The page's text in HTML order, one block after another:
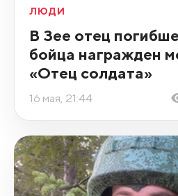
ЛЮДИ
В Зее отец
бойца награжден
«Отец солдата»
16 мая, 21:44